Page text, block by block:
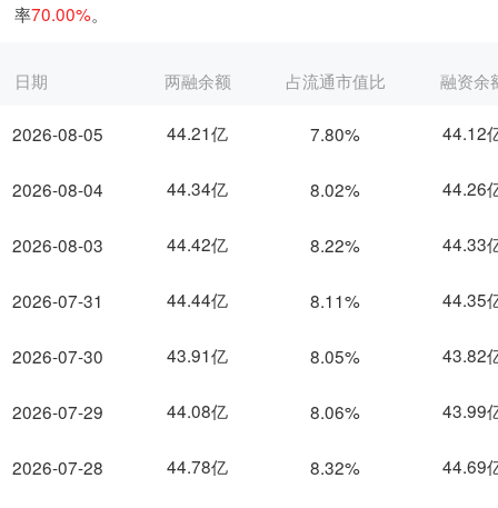
率70.00%。
日期
2026-08-05
2026-08-04
2026-08-03
2026-07-31
2026-07-30
2026-07-29
2026-07-28
两融余额 占流通市值比 融资余
44.21亿 7.80% 44.12
44.34亿 8.02% 44.26
44.42亿 8.22% 44.33
44.44亿 8.11% 44.35
43.91亿 8.05% 43.82
44.08亿 8.06% 43.99
44.78亿 8.32% 44.69